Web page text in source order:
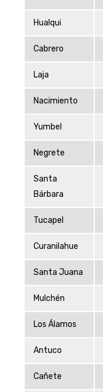
Hualqui
Cabrero
Laja
Nacimiento
Yumbel
Negrete
Santa
Bárbara
Tucapel
Curanilahue
Santa Juana
Mulchén
Los Álamos
Antuco
Cañete